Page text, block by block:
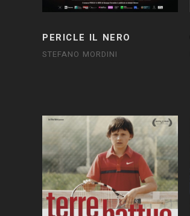
PERICLE IL NERO
STEFANO MORDINI